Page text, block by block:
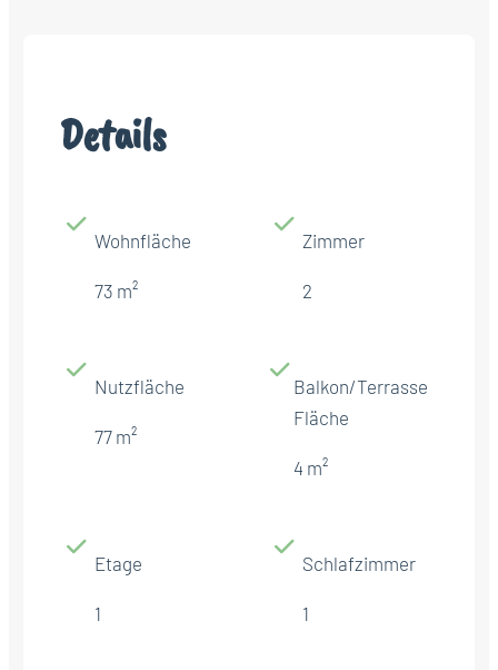
Details
Wohnfläche
73 m²
Zimmer
2
Nutzfläche
77 m²
Balkon/Terrasse
Fläche
4 m²
Etage
1
Schlafzimmer
1